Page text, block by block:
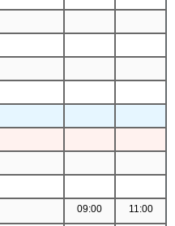
09:00 11:00